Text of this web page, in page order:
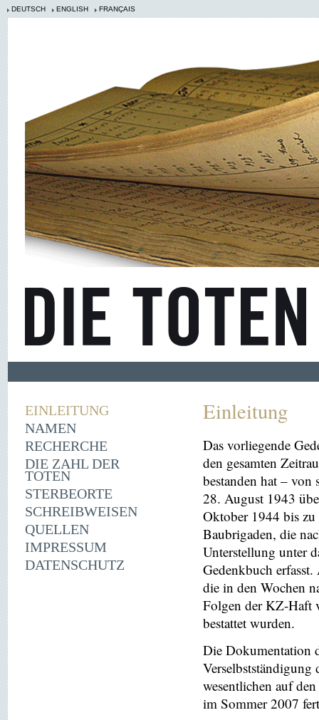
DEUTSCH ENGLISH FRANÇAIS
EINLEITUNG
NAMEN
RECHERCHE
DIE ZAHL DER
TOTEN
STERBEORTE
SCHREIBWEISEN
QUELLEN
IMPRESSUM
DATENSCHUTZ
Einleitung
Das vorliegende
den gesamten
bestanden hat –
28. August 1943
Oktober 1944 bis
Baubrigaden, die
Unterstellung unter
Gedenkbuch
die in den Wochen
Folgen der KZ-Haft
bestattet wurden.
Die Dokumentation
wesentlichen auf
im Sommer 2007